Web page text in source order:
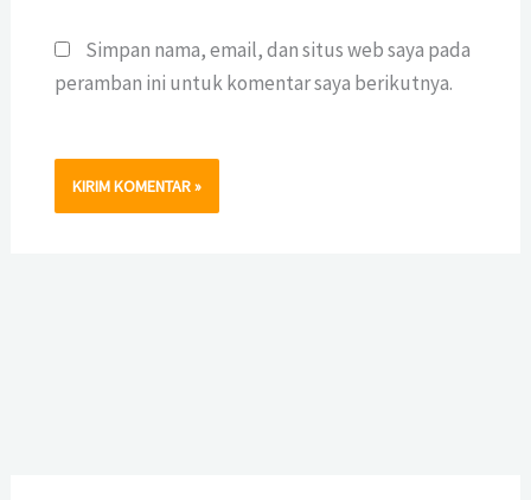
Simpan nama, email, dan situs web saya pada
peramban ini untuk komentar saya berikutnya.